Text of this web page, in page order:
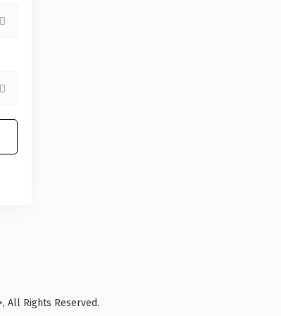
All Rights Reserved.